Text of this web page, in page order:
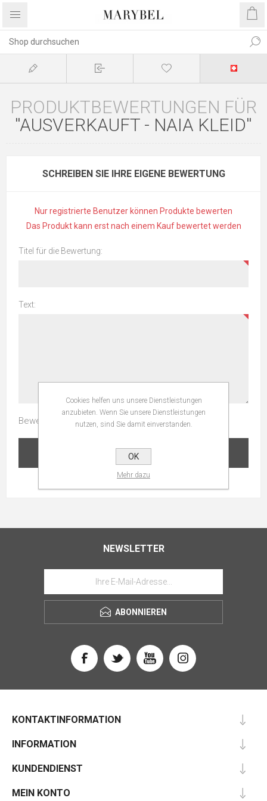
PRODUKTBEWERTUNGEN FÜR
AUSVERKAUFT - NAIA KLEID
SCHREIBEN SIE IHRE EIGENE BEWERTUNG
Nur registrierte Benutzer können Produkte bewerten
Das Produkt kann erst nach einem Kauf bewertet werden
Titel für die Bewertung:
Text:
Bewertung:
BEWERTUNG ÜBERMITTELN
NEWSLETTER
ABONNIEREN
KONTAKTINFORMATION
INFORMATION
KUNDENDIENST
MEIN KONTO
Cookies helfen uns unsere Dienstleistungen
anzubieten. Wenn Sie unsere Dienstleistungen
nutzen, sind Sie damit einverstanden.
OK
Mehr dazu